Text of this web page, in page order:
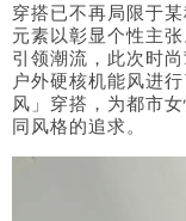
穿搭已不再局限于
元素以彰显个性主
引领潮流，此次时
户外硬核机能风进
风」穿搭，为都市
同风格的追求。